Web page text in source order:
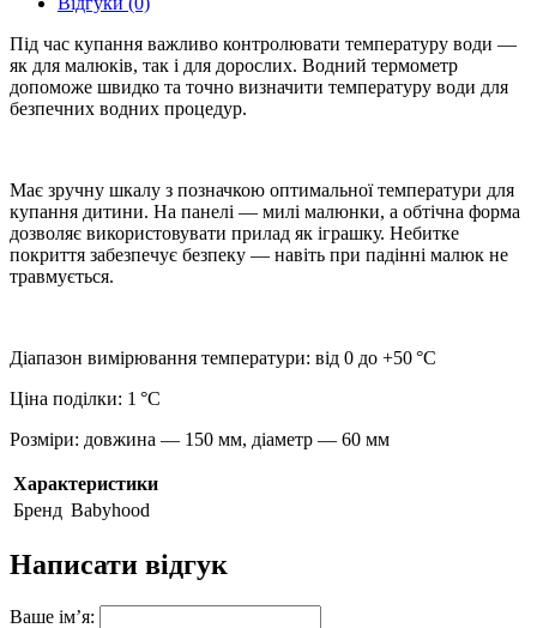
Під час купання важливо контролювати температуру води —
як для малюків, так і для дорослих. Водний термометр
допоможе швидко та точно визначити температуру води для
безпечних водних процедур.
Має зручну шкалу з позначкою оптимальної температури для
купання дитини. На панелі — милі малюнки, а обтічна форма
дозволяє використовувати прилад як іграшку. Небитке
покриття забезпечує безпеку — навіть при падінні малюк не
травмується.
Діапазон вимірювання температури: від 0 до +50 °C
Ціна поділки: 1 °C
Розміри: довжина — 150 мм, діаметр — 60 мм
Характеристики
Бренд Babyhood
Написати відгук
Ваше ім’я: